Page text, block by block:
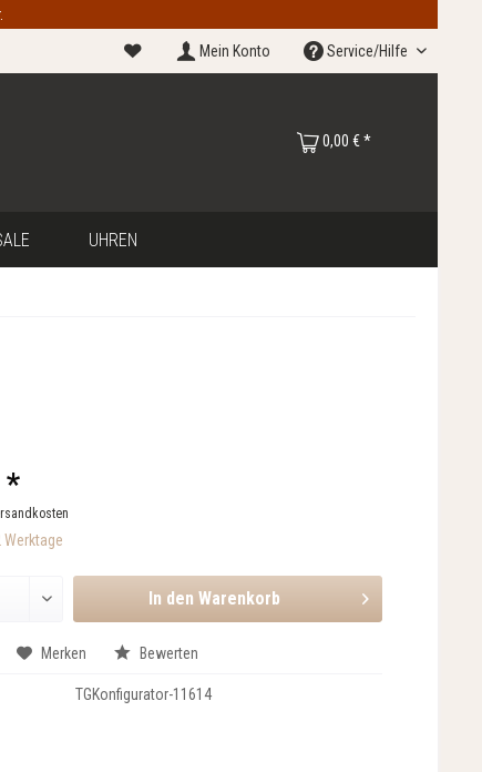
Mein Konto Service/Hilfe
0,00 € *
UHREN
*
Werktage
In den Warenkorb
Merken Bewerten
TGKonfigurator-11614